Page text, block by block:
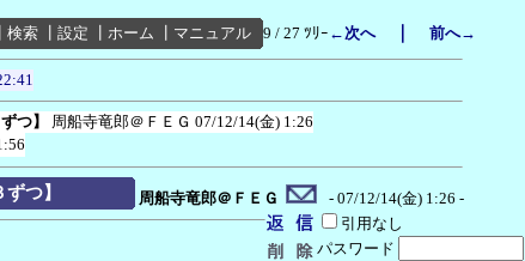
検索 設定 ホーム マニュアル 9 / 27 ﾂﾘｰ ←次へ｜ 前へ→
つ】 周船寺竜郎＠ＦＥＧ 07/12/14(金) 1:26
つ】 周船寺竜郎＠ＦＥＧ
- 07/12/14(金) 1:26 -
引用なし
パスワード